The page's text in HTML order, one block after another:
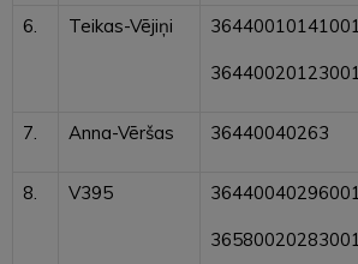
6. Teikas-Vējiņi 36440010141001
36440020123001
7. Anna-Vēršas 36440040263
8. V395 36440040296001
36580020283001